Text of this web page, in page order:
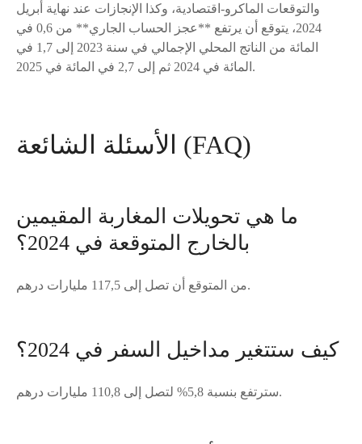
والتوقعات الماكرو-اقتصادية، وكذا الإنجازات عند نهاية أبريل
2024، يتوقع أن يرتفع **عجز الحساب الجاري** من 0,6 في
المائة من الناتج المحلي الإجمالي في سنة 2023 إلى 1,7 في
المائة في 2024 ثم إلى 2,7 في المائة في 2025.
الأسئلة الشائعة (FAQ)
ما هي تحويلات المغاربة المقيمين
بالخارج المتوقعة في 2024؟
من المتوقع أن تصل إلى 117,5 مليارات درهم.
كيف ستتغير مداخيل السفر في 2024؟
سترتفع بنسبة 5,8% لتصل إلى 110,8 مليارات درهم.